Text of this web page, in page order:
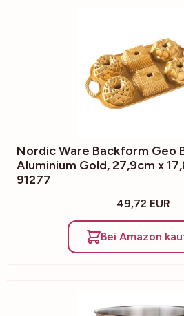
Nordic Ware Backform Geo
Aluminium Gold, 27,9cm x
91277
49,72 EUR
Bei Amazon